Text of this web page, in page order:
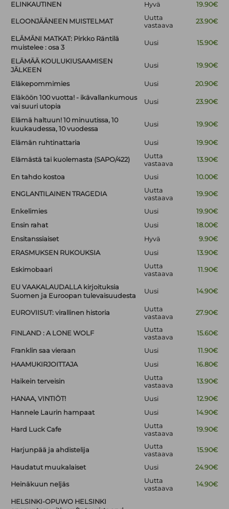
ELINKAUTINEN Hyvä 19.90€
ELOONJÄÄNEEN MUISTELMAT
Uutta
vastaava
23.90€
ELÄMÄNI MATKAT: Pirkko Räntilä
muistelee : osa 3
Uusi 15.90€
ELÄMÄÄ KOULUKIUSAAMISEN
JÄLKEEN
Uusi 19.90€
Eläkepommimies Uusi
20.90€
Eläköön 100 vuotta! - ikävallankumous
vai suuri utopia
Uusi 23.90€
Elämä haltuun! 10 minuutissa, 10
kuukaudessa, 10 vuodessa
Uusi 19.90€
Elämän ruhtinattaria Uusi 19.90€
Elämästä tai kuolemasta (SAPO/422)
Uutta
vastaava
13.90€
En tahdo kostoa Uusi 10.00€
ENGLANTILAINEN TRAGEDIA
Uutta
vastaava
19.90€
Enkelimies Uusi
19.90€
Ensin rahat
Uusi
18.00€
Ensitanssiaiset
Hyvä
9.90€
ERASMUKSEN RUKOUKSIA
Uusi 13.90€
Eskimobaari
Uutta
vastaava
11.90€
EU VAAKALAUDALLA kirjoituksia
Suomen ja Euroopan tulevaisuudesta
Uusi 14.90€
EUROVIISUT: virallinen historia
Uutta
vastaava
27.90€
FINLAND : A LONE WOLF
Uutta
vastaava
15.60€
Franklin saa vieraan Uusi
11.90€
HAAMUKIRJOITTAJA
Uusi 16.80€
Haikein terveisin
Uutta
vastaava
13.90€
HANAA, VINTIÖT! Uusi
12.90€
Hannele Laurin hampaat
Uusi 14.90€
Hard Luck Cafe
Uutta
vastaava
19.90€
Harjunpää ja ahdistelija
Uutta
vastaava
15.90€
Haudatut muukalaiset Uusi 24.90€
Heinäkuun neljäs
Uutta
vastaava
14.90€
HELSINKI-OPUWO HELSINKI